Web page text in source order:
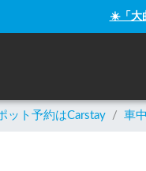
☀️「大
ット予約はCarstay / 車